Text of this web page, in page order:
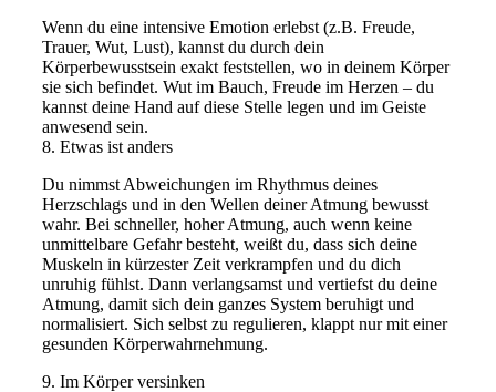
Wenn du eine intensive Emotion erlebst (z.B. Freude,
Trauer, Wut, Lust), kannst du durch dein
Körperbewusstsein exakt feststellen, wo in deinem Körper
sie sich befindet. Wut im Bauch, Freude im Herzen – du
kannst deine Hand auf diese Stelle legen und im Geiste
anwesend sein.
8. Etwas ist anders
Du nimmst Abweichungen im Rhythmus deines
Herzschlags und in den Wellen deiner Atmung bewusst
wahr. Bei schneller, hoher Atmung, auch wenn keine
unmittelbare Gefahr besteht, weißt du, dass sich deine
Muskeln in kürzester Zeit verkrampfen und du dich
unruhig fühlst. Dann verlangsamst und vertiefst du deine
Atmung, damit sich dein ganzes System beruhigt und
normalisiert. Sich selbst zu regulieren, klappt nur mit einer
gesunden Körperwahrnehmung.
9. Im Körper versinken